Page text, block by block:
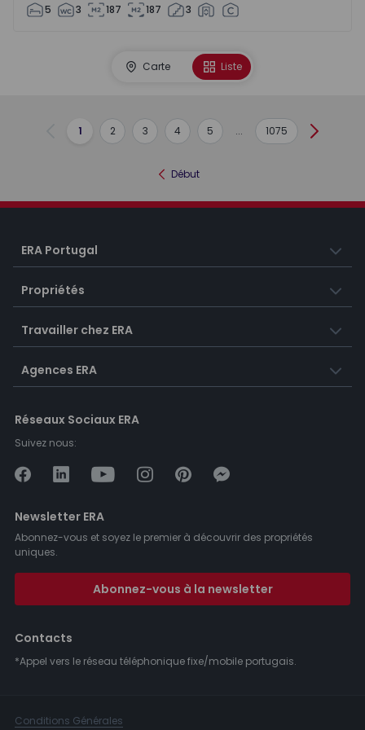
5 3 187 187 3
Carte Liste
Précédent
1 2 3 4 5 ... 1075 Suivant
Début
ERA Portugal
Propriétés
Travailler chez ERA
Agences ERA
Réseaux Sociaux ERA
Suivez nous:
Newsletter ERA
Abonnez-vous et soyez le premier à découvrir des propriétés
uniques.
Abonnez-vous à la newsletter
Contacts
*Appel vers le réseau téléphonique fixe/mobile portugais.
Conditions Générales